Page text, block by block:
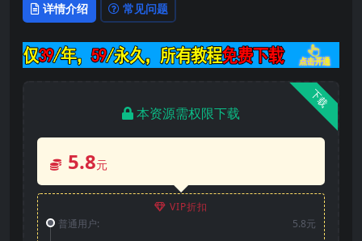
详情介绍 常见问题
下载
本资源需权限下载
5.8元
VIP折扣
普通用户:
5.8元